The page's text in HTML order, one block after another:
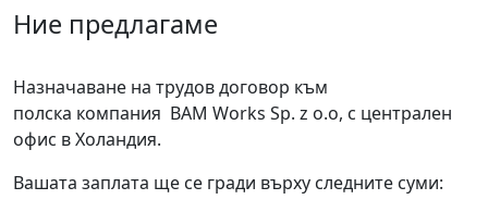
Ние предлагаме
Назначаване на трудов договор към
полска компания BAM Works Sp. z o.o, с централен
офис в Холандия.
Вашата заплата ще се гради върху следните суми: